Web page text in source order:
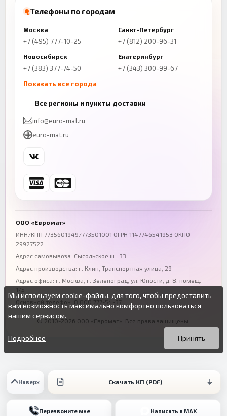
Наверх Скачать КП (PDF)
Перезвоните мне Написать в MAX
Телефоны по городам
Москва
+7 (495) 777-10-25
Санкт-Петербург
+7 (812) 200-96-31
Новосибирск
+7 (383) 377-74-50
Екатеринбург
+7 (343) 300-99-67
Показать все города
+7 (843) 206-01-30
Челябинск
+7 (343) 300-99-67
Ростов-на-Дону
+7 (863) 333-50-75
Волгоград
+7 (844) 261-36-12
Омск
Все регионы и пункты доставки
info@euro-mat.ru
euro-mat.ru
ООО «Евромат»
ИНН/КПП 7735601949/773501001 ОГРН 1147746541953 ОКПО
29927522
Адрес самовывоза: Сысольское ш., 33
Адрес производства: г. Клин, Транспортная улица, 29
Адрес офиса: г. Москва, г. Зеленоград ул. Юности, д. 8, помещ.
1/5
Основной телефон: 8 800 777-54-37
© 2010-2026 ООО «Евромат». Все права защищены.
Мы используем cookie-файлы, для того, чтобы предоставить
вам возможность максимально комфортно пользоваться
нашим сервисом.
Вы можете подробнее прочитать о cookie-файлах в открытых
источниках или изменить настройки своего браузера.
Продолжая пользоваться данным сайтом без изменения
настроек вы даете согласие на использование ваших cookie-
Принять
Подробнее